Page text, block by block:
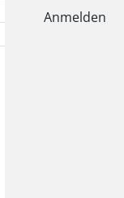
Anmelden